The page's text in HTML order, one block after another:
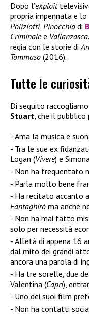
Dopo l’exploit
propria impennata e lo
Poliziotti, Pinocchio di
Criminalee Vallanzasca
regia con le storie di
Tommaso (2016).
Tutte le
Di seguito
Stuart , che il
Ama la musica e
Tra le sue ex
Logan (Vivere) e
Non ha frequentato
Parla molto bene
Ha recitato accanto
Fantaghirò ma anche
Non ha mai fatto
solo per necessità
All’età di appena 16
dal mito dei grandi
ancora una parola di
Ha tre sorelle, due
Valentina (Capri),
Uno dei suoi film
Non ha contatti